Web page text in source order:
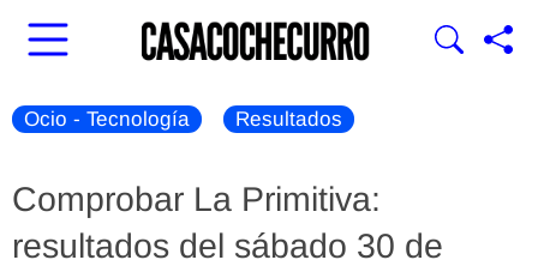
Ocio - Tecnología Resultados
Comprobar La Primitiva:
resultados del sábado 30 de